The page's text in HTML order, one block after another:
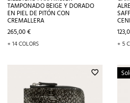
TAMPONADO BEIGE Y DORADO
EN PIEL DE PITÓN CON
CREMALLERA
Precio
265,00 €
+ 14 COLORS
+ 5
favorite_border